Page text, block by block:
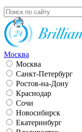
Москва
Москва
Санкт-Петербург
Ростов-на-Дону
Краснодар
Сочи
Новосибирск
Екатеринбург